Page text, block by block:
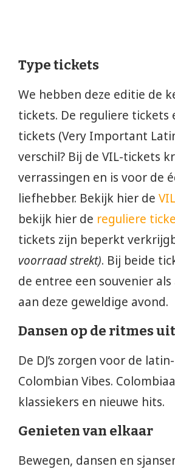
Type tickets
We hebben deze editie de
tickets. De reguliere tickets
tickets (Very Important
verschil? Bij de VIL-tickets
verrassingen en is voor de
liefhebber. Bekijk hier de
bekijk hier de reguliere
tickets zijn beperkt
voorraad strekt). Bij beide
de entree een souvenier
aan deze geweldige avond.
Dansen op de ritmes
De DJ’s zorgen voor de
Colombian Vibes.
klassiekers en nieuwe hits.
Genieten van elkaar
Bewegen, dansen en